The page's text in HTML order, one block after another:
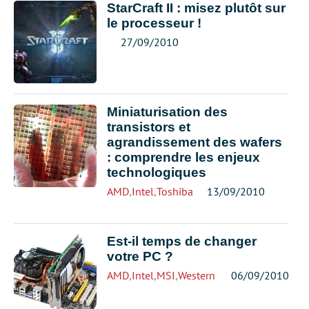
StarCraft II : misez plutôt sur
le processeur !
27/09/2010
Miniaturisation des
transistors et
agrandissement des wafers
: comprendre les enjeux
technologiques
AMD,Intel,Toshiba 13/09/2010
Est-il temps de changer
votre PC ?
AMD,Intel,MSI,Western Digital,Zotac
06/09/2010